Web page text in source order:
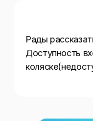
Рады
Доступность